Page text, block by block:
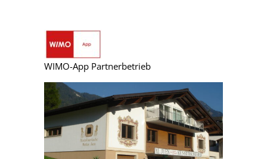
WIMO-App Partnerbetrieb